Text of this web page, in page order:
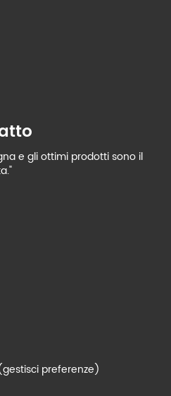
e gli ottimi prodotti sono il
preferenze)